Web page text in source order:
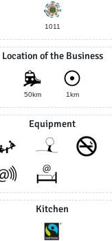
1011
Location of the Business
50km 1km
Equipment
Kitchen